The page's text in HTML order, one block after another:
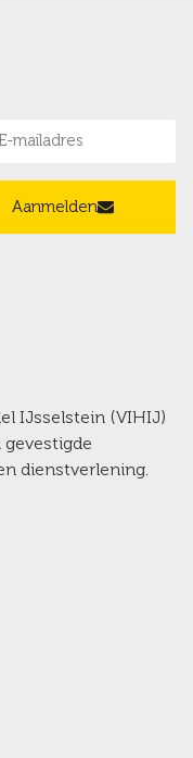
Aanmelden
IJsselstein (VIHIJ)
dienstverlening.